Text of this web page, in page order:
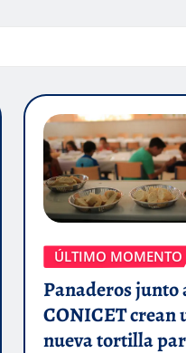
ÚLTIMO MOMENTO
Panaderos junto
CONICET crean
nueva tortilla